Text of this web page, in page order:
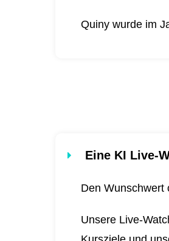
Quiny wurde im
Eine KI Live-
Den Wunschwert
Unsere Live-